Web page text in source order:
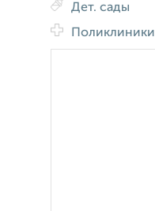
Дет. сады
Поликлиники